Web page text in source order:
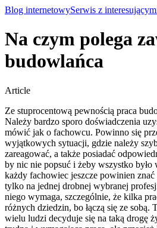
Blog internetowySerwis z
Na czym polega
budowlańca
Article
Ze stuprocentową pewnością praca
Należy bardzo sporo doświadczenia
mówić jak o fachowcu. Powinno się
wyjątkowych sytuacji, gdzie należy
zareagować, a także posiadać
by nic nie popsuć i żeby wszystko było
każdy fachowiec jeszcze powinien
tylko na jednej drobnej wybranej
niego wymaga, szczególnie, że kilka
różnych dziedzin, bo łączą się ze sobą.
wielu ludzi decyduje się na taką drogę